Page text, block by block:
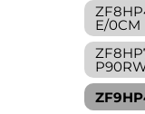
E/0CM